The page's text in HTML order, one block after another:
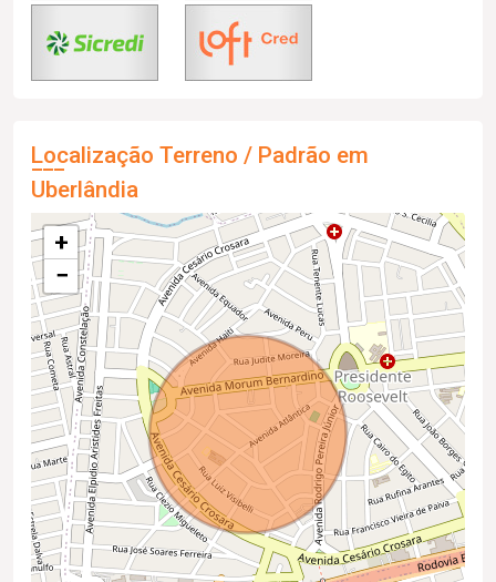
Localização Terreno / Padrão em
Uberlândia
+
−